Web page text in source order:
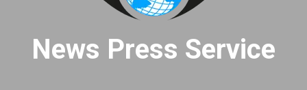
News Press Service